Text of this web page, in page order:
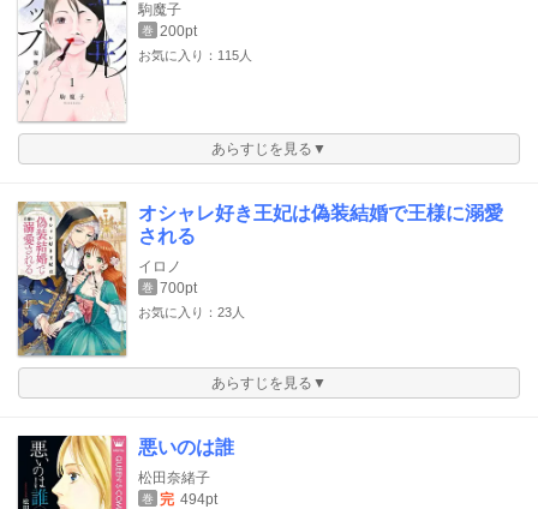
駒魔子
巻 200pt
お気に入り：115人
あらすじを見る▼
オシャレ好き王妃は偽装結婚で王様に溺愛
される
イロノ
巻 700pt
お気に入り：23人
あらすじを見る▼
悪いのは誰
松田奈緒子
巻 完 494pt